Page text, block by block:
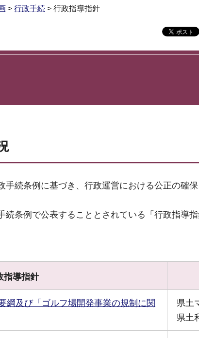
> 行政手続 > 行政指導指針
手続条例に基づき、行政運営における公正の確
続条例で公表することとされている「行政指導
指導指針
綱及び「ゴルフ場開発事業の規制に関
県土
県土